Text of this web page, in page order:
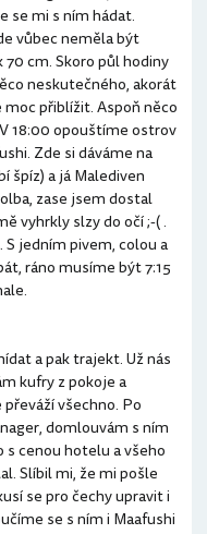
se mi s ním hádat.
vůbec neměla být
cm. Skoro půl hodiny
neskutečného, akorát
přiblížit. Aspoň něco
18:00 opouštíme ostrov
Zde si dáváme na
špíz) a já Malediven
zase jsem dostal
vyhrkly slzy do očí ;-( .
jedním pivem, colou a
ráno musíme být 7:15
a pak trajekt. Už nás
kufry z pokoje a
všechno. Po
domlouvám s ním
cenou hotelu a všeho
Slíbil mi, že mi pošle
se pro čechy upravit i
se s ním i Maafushi